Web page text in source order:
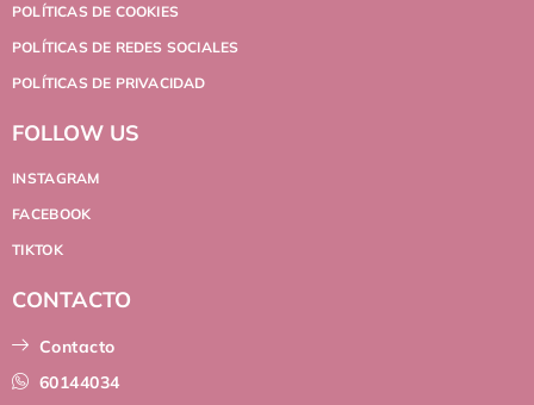
POLÍTICAS DE COOKIES
POLÍTICAS DE REDES SOCIALES
POLÍTICAS DE PRIVACIDAD
FOLLOW US
INSTAGRAM
FACEBOOK
TIKTOK
CONTACTO
Contacto
60144034